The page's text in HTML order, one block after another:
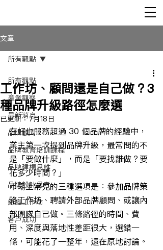
文章
所有觀點
產業觀察
最新消息
品牌顧問
品牌教育培訓課程
品牌建構思維
品牌設計思考
組織工作坊
客戶成功
所有觀點
工作坊、顧問還是自己做？3
種品牌升級路徑怎麼選
已更新：7月18日
在好也服務超過 30 個品牌的經驗中，
業主第一次提到品牌升級，最常問的不
是「要做什麼」，而是「要找誰做？要
花多少時間？」
市場上常見的三種選項是：參加品牌策
略工作坊、聘請外部品牌顧問、或讓內
部團隊自己做。三條路徑的時間、費
用、深度與落地性差距很大，選錯一
條，可能花了一整年，還在原地討論。